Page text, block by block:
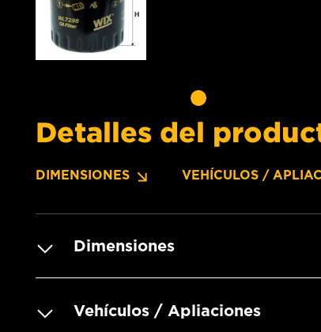
Detalles del
DIMENSIONES VEHÍCULOS /
Dimensiones
Vehículos / Apliaciones